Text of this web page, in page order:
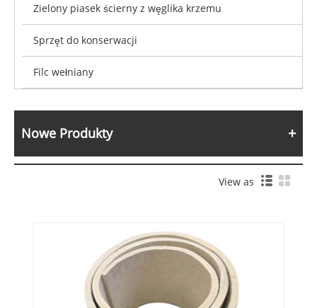
Zielony piasek ścierny z węglika krzemu
Sprzęt do konserwacji
Filc wełniany
Nowe Produkty
View as